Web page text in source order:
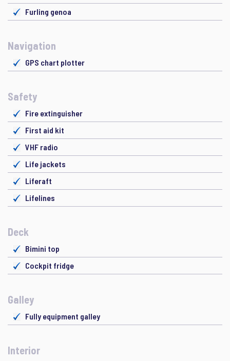
Furling genoa
Navigation
GPS chart plotter
Safety
Fire extinguisher
First aid kit
VHF radio
Life jackets
Liferaft
Lifelines
Deck
Bimini top
Cockpit fridge
Galley
Fully equipment galley
Interior